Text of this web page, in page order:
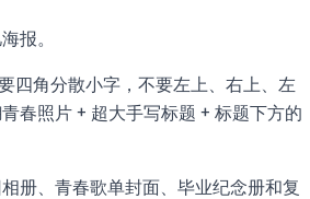
报。
四角分散小字，不要左上、右上、左
春照片 + 超大手写标题 + 标题下方的
册、青春歌单封面、毕业纪念册和复